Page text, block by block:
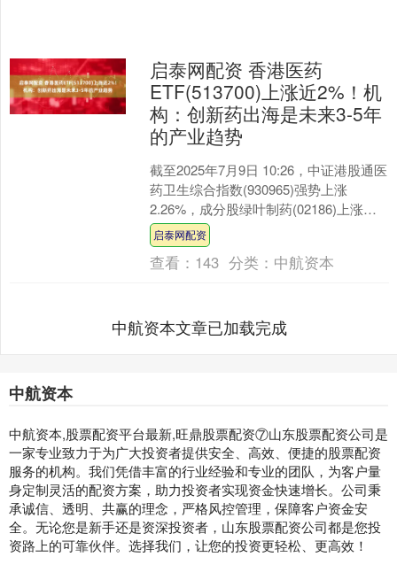
启泰网配资 香港医药
ETF(513700)上涨近2%！机
构：创新药出海是未来3-5年
的产业趋势
截至2025年7月9日 10:26，中证港股通医
药卫生综合指数(930965)强势上涨
2.26%，成分股绿叶制药(02186)上涨
8.46%，金斯瑞生物科技(0....
启泰网配资
查看： 143 分类： 中航资本
中航资本文章已加载完成
中航资本
中航资本,股票配资平台最新,旺鼎股票配资⑦山东股票配资公司是
一家专业致力于为广大投资者提供安全、高效、便捷的股票配资
服务的机构。我们凭借丰富的行业经验和专业的团队，为客户量
身定制灵活的配资方案，助力投资者实现资金快速增长。公司秉
承诚信、透明、共赢的理念，严格风控管理，保障客户资金安
全。无论您是新手还是资深投资者，山东股票配资公司都是您投
资路上的可靠伙伴。选择我们，让您的投资更轻松、更高效！